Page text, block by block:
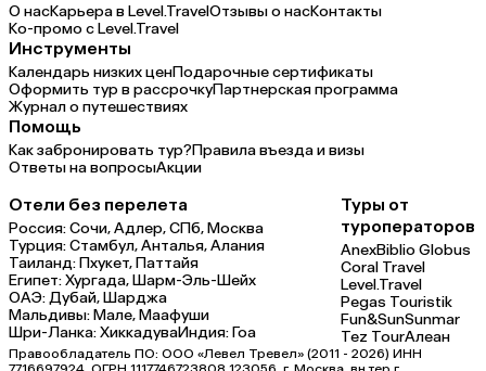
О насКарьера в Level.TravelОтзывы о насКонтакты
Ко-промо с Level.Travel
Инструменты
Календарь низких ценПодарочные сертификаты
Оформить тур в рассрочкуПартнерская программа
Журнал о путешествиях
Помощь
Как забронировать тур?Правила въезда и визы
Ответы на вопросыАкции
Отели без перелета
Россия:Сочи,Адлер,СПб,Москва
Турция:Стамбул,Анталья,Алания
Таиланд:Пхукет,Паттайя
Египет:Хургада,Шарм-Эль-Шейх
ОАЭ:Дубай,Шарджа
Мальдивы:Мале,Маафуши
Шри-Ланка:ХиккадуваИндия:Гоа
Туры от
туроператоров
AnexBiblio Globus
Coral Travel
Level.Travel
Pegas Touristik
Fun&SunSunmar
Tez TourАлеан
Правообладатель ПО: ООО «Левел Тревел» (2011 - 2026) ИНН